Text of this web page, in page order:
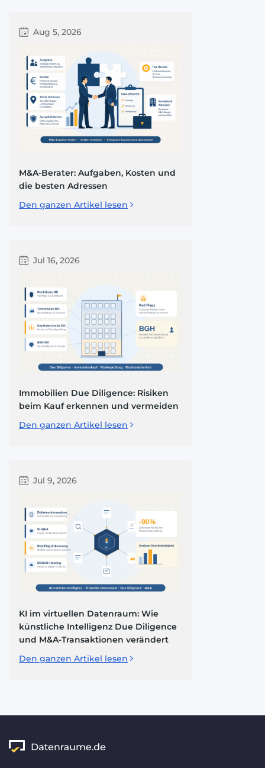
Aug 5, 2026
M&A-Berater: Aufgaben, Kosten und
die besten Adressen
Den ganzen Artikel lesen
Jul 16, 2026
Immobilien Due Diligence: Risiken
beim Kauf erkennen und vermeiden
Den ganzen Artikel lesen
Jul 9, 2026
KI im virtuellen Datenraum: Wie
künstliche Intelligenz Due Diligence
und M&A-Transaktionen verändert
Den ganzen Artikel lesen